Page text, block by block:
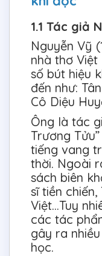
1.1 Tác giả
Nguyễn Vỹ
nhà thơ
số bút hiệu
đến như:
Cô Diệu
Ông là tác
Trương
tiếng vang
thời. Ngoài
sách biên
sĩ tiền
Việt…Tuy
các tác
gây ra
học.